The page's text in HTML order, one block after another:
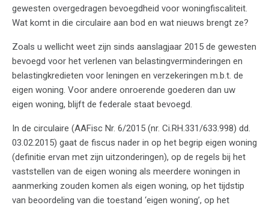
gewesten overgedragen bevoegdheid voor woningfiscaliteit.
Wat komt in die circulaire aan bod en wat nieuws brengt ze?
Zoals u wellicht weet zijn sinds aanslagjaar 2015 de gewesten
bevoegd voor het verlenen van belastingverminderingen en
belastingkredieten voor leningen en verzekeringen m.b.t. de
eigen woning. Voor andere onroerende goederen dan uw
eigen woning, blijft de federale staat bevoegd.
In de circulaire (AAFisc Nr. 6/2015 (nr. Ci.RH.331/633.998) dd.
03.02.2015) gaat de fiscus nader in op het begrip eigen woning
(definitie ervan met zijn uitzonderingen), op de regels bij het
vaststellen van de eigen woning als meerdere woningen in
aanmerking zouden komen als eigen woning, op het tijdstip
van beoordeling van die toestand ‘eigen woning’, op het